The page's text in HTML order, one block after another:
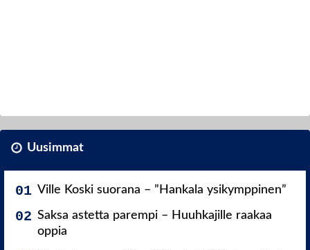
Uusimmat
Ville Koski suorana – ”Hankala ysikymppinen”
Saksa astetta parempi – Huuhkajille raakaa
oppia